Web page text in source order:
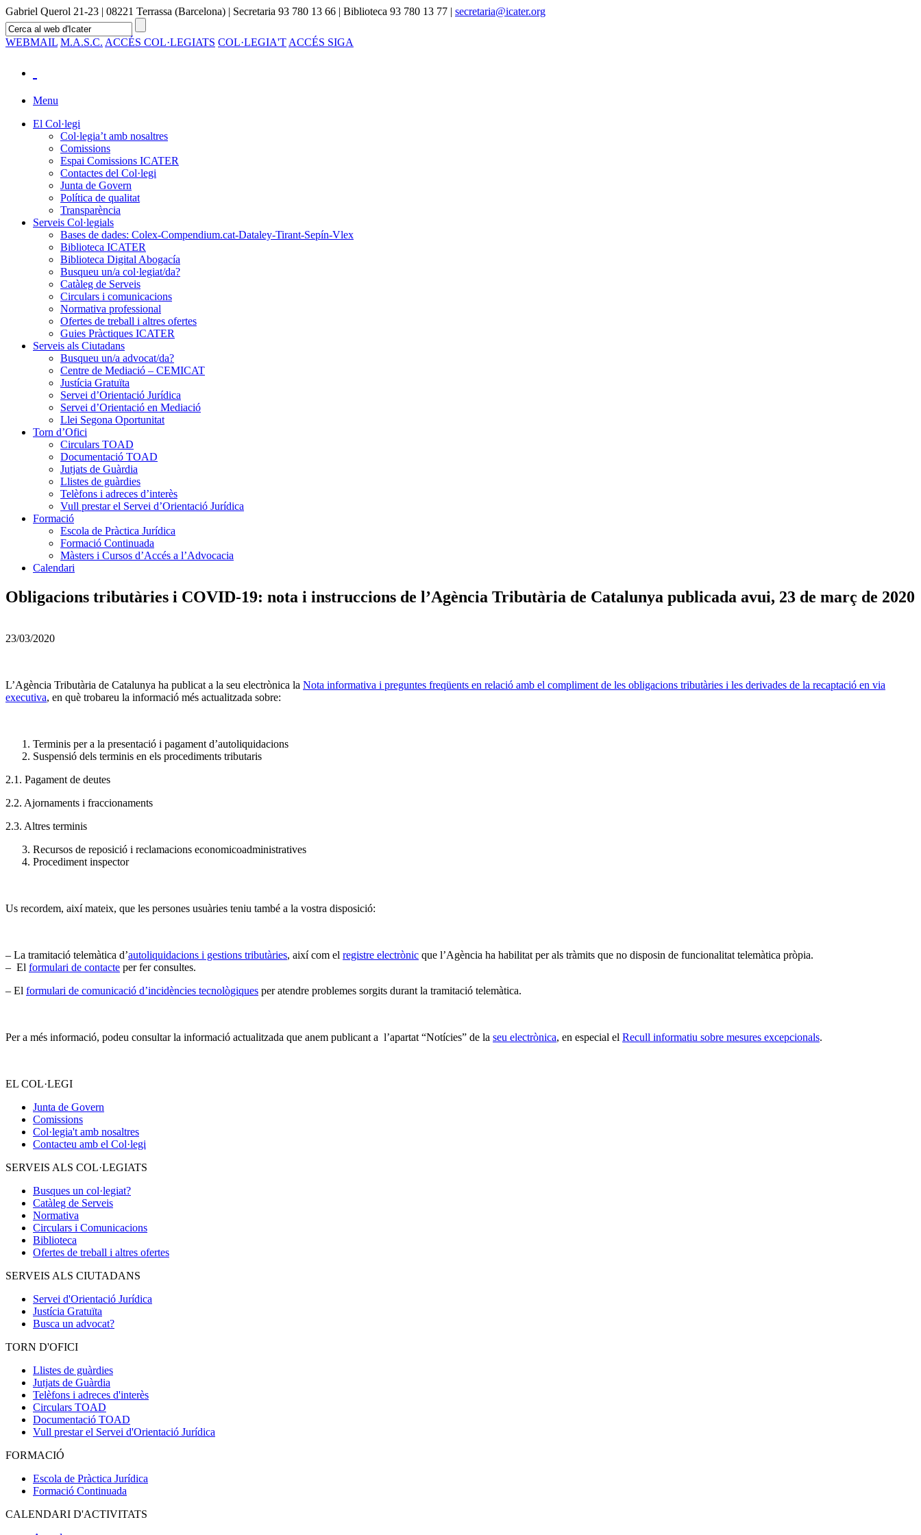
Gabriel Querol 21-23 | 08221 Terrassa (Barcelona) | Secretaria 93 780 13 66 | Biblioteca 93 780 13 77 | secretaria@icater.org
WEBMAIL M.A.S.C. ACCÉS COL·LEGIATS COL·LEGIA'T ACCÉS SIGA
Menu
El Col·legi
Col·legia’t amb nosaltres
Comissions
Espai Comissions ICATER
Contactes del Col·legi
Junta de Govern
Política de qualitat
Transparència
Serveis Col·legials
Bases de dades: Colex-Compendium.cat-Dataley-Tirant-Sepín-Vlex
Biblioteca ICATER
Biblioteca Digital Abogacía
Busqueu un/a col·legiat/da?
Catàleg de Serveis
Circulars i comunicacions
Normativa professional
Ofertes de treball i altres ofertes
Guies Pràctiques ICATER
Serveis als Ciutadans
Busqueu un/a advocat/da?
Centre de Mediació – CEMICAT
Justícia Gratuïta
Servei d’Orientació Jurídica
Servei d’Orientació en Mediació
Llei Segona Oportunitat
Torn d’Ofici
Circulars TOAD
Documentació TOAD
Jutjats de Guàrdia
Llistes de guàrdies
Telèfons i adreces d’interès
Vull prestar el Servei d’Orientació Jurídica
Formació
Escola de Pràctica Jurídica
Formació Continuada
Màsters i Cursos d’Accés a l’Advocacia
Calendari
Obligacions tributàries i COVID-19: nota i instruccions de l’Agència Tributària de Catalunya publicada avui, 23 de març de 2020
23/03/2020
L’Agència Tributària de Catalunya ha publicat a la seu electrònica la Nota informativa i preguntes freqüents en relació amb el compliment de les obligacions tributàries i les derivades de la recaptació en via
executiva, en què trobareu la informació més actualitzada sobre:
Terminis per a la presentació i pagament d’autoliquidacions
Suspensió dels terminis en els procediments tributaris
2.1. Pagament de deutes
2.2. Ajornaments i fraccionaments
2.3. Altres terminis
Recursos de reposició i reclamacions economicoadministratives
Procediment inspector
Us recordem, així mateix, que les persones usuàries teniu també a la vostra disposició:
– La tramitació telemàtica d’autoliquidacions i gestions tributàries, així com el registre electrònic que l’Agència ha habilitat per als tràmits que no disposin de funcionalitat telemàtica pròpia.
– El formulari de contacte per fer consultes.
– El formulari de comunicació d’incidències tecnològiques per atendre problemes sorgits durant la tramitació telemàtica.
Per a més informació, podeu consultar la informació actualitzada que anem publicant a l’apartat “Notícies” de la seu electrònica, en especial el Recull informatiu sobre mesures excepcionals.
EL COL·LEGI
Junta de Govern
Comissions
Col·legia't amb nosaltres
Contacteu amb el Col·legi
SERVEIS ALS COL·LEGIATS
Busques un col·legiat?
Catàleg de Serveis
Normativa
Circulars i Comunicacions
Biblioteca
Ofertes de treball i altres ofertes
SERVEIS ALS CIUTADANS
Servei d'Orientació Jurídica
Justícia Gratuïta
Busca un advocat?
TORN D'OFICI
Llistes de guàrdies
Jutjats de Guàrdia
Telèfons i adreces d'interès
Circulars TOAD
Documentació TOAD
Vull prestar el Servei d'Orientació Jurídica
FORMACIÓ
Escola de Pràctica Jurídica
Formació Continuada
CALENDARI D'ACTIVITATS